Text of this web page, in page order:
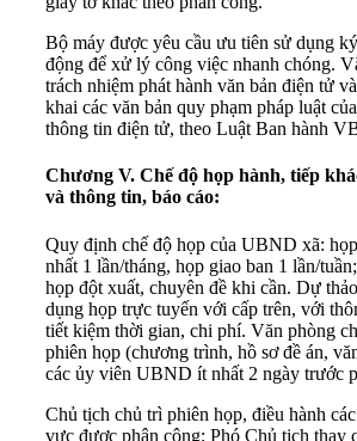
Bộ máy được yêu cầu ưu tiên sử dụng
động để xử lý công việc nhanh chóng.
trách nhiệm phát hành văn bản điện tử
khai các văn bản quy phạm pháp luật
thông tin điện tử, theo Luật Ban hành
Chương V. Chế độ họp hành, tiếp
và thông tin, báo cáo:
Quy định chế độ họp của UBND xã:
nhất 1 lần/tháng, họp giao ban 1 lần/
họp đột xuất, chuyên đề khi cần. Dự
dụng họp trực tuyến với cấp trên, với
tiết kiệm thời gian, chi phí. Văn phòng
phiên họp (chương trình, hồ sơ đề án,
các ủy viên UBND ít nhất 2 ngày trước
Chủ tịch chủ trì phiên họp, điều hành
vực được phân công; Phó Chủ tịch thay